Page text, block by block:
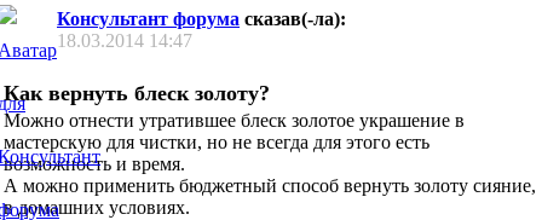
Консультант форума сказав(-ла):
18.03.2014 14:47
Как вернуть блеск золоту?
Можно отнести утратившее блеск золотое украшение в
мастерскую для чистки, но не всегда для этого есть
возможность и время.
А можно применить бюджетный способ вернуть золоту сияние,
в домашних условиях.